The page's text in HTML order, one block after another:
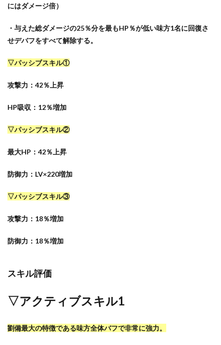
にはダメージ倍）
・与えた総ダメージの25％分を最もHP％が低い味方1名に回復さ
せデバフをすべて解除する。
▽パッシブスキル①
攻撃力：42％上昇
HP吸収：12％増加
▽パッシブスキル②
最大HP：42％上昇
防御力：LV×220増加
▽パッシブスキル③
攻撃力：18％増加
防御力：18％増加
スキル評価
▽アクティブスキル1
劉備最大の特徴である味方全体バフで非常に強力。